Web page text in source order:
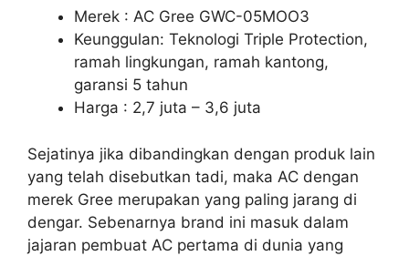
Merek : AC Gree GWC-05MOO3
Keunggulan: Teknologi Triple Protection,
ramah lingkungan, ramah kantong,
garansi 5 tahun
Harga : 2,7 juta – 3,6 juta
Sejatinya jika dibandingkan dengan produk lain
yang telah disebutkan tadi, maka AC dengan
merek Gree merupakan yang paling jarang di
dengar. Sebenarnya brand ini masuk dalam
jajaran pembuat AC pertama di dunia yang